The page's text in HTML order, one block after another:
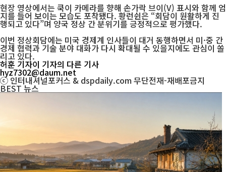
현장 영상에서는 쿡이 카메라를 향해 손가락 브이(V) 표시와 함께 엄
지를 들어 보이는 모습도 포착됐다. 황런쉰은 “회담이 원활하게 진
행되고 있다”며 양국 정상 간 분위기를 긍정적으로 평가했다.
이번 정상회담에는 미국 경제계 인사들이 대거 동행하면서 미·중 간
경제 협력과 기술 분야 대화가 다시 확대될 수 있을지에도 관심이 쏠
리고 있다.
허훈 기자이 기자의 다른 기사
hyz7302@daum.net
ⓒ 인터내셔널포커스 & dspdaily.com 무단전재-재배포금지
BEST뉴스